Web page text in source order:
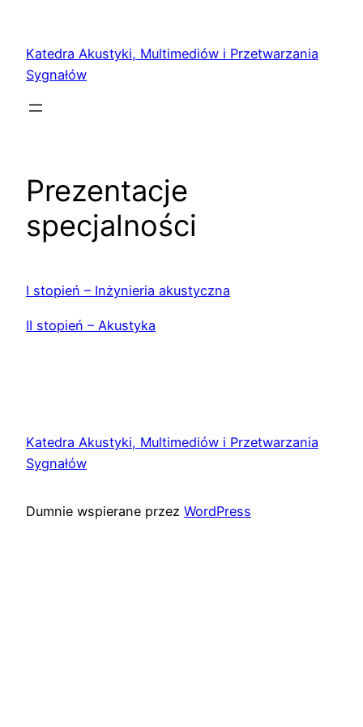
treściKatedra Akustyki, Multimediów i Przetwarzania
Sygnałów
Prezentacje
specjalności
I stopień – Inżynieria akustyczna
II stopień – Akustyka
Katedra Akustyki, Multimediów i Przetwarzania
Sygnałów
Dumnie wspierane przez WordPress